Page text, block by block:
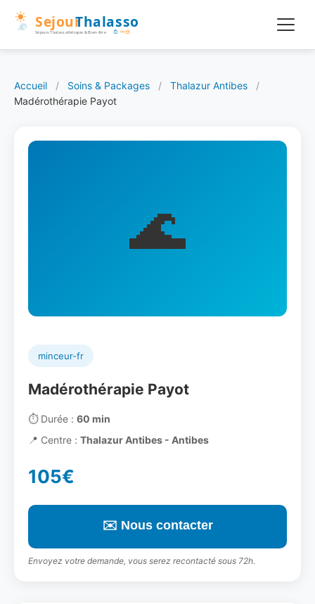
Accueil / Soins & Packages / Thalazur Antibes
/
Madérothérapie Payot
🌊
minceur-fr
Madérothérapie Payot
⏱️Durée : 60 min
📍 Centre : Thalazur Antibes - Antibes
105€
✉️ Nous contacter
Envoyez votre demande, vous serez recontacté sous 72h.